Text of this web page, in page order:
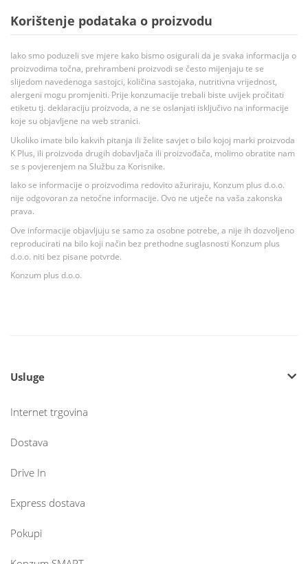
Korištenje podataka o proizvodu
Iako smo poduzeli sve mjere kako bismo osigurali da je svaka informacija o
proizvodima točna, prehrambeni proizvodi se često mijenjaju te se
slijedom navedenoga sastojci, količina sastojaka, nutritivna vrijednost,
alergeni mogu promjeniti. Prije konzumacije trebali biste uvijek pročitati
etiketu tj. deklaraciju proizvoda, a ne se oslanjati isključivo na informacije
koje su objavljene na web stranici.
Ukoliko imate bilo kakvih pitanja ili želite savjet o bilo kojoj marki proizvoda
K Plus, ili proizvoda drugih dobavljača ili proizvođača, molimo obratite nam
se s povjerenjem na Službu za Korisnike.
Iako se informacije o proizvodima redovito ažuriraju, Konzum plus d.o.o.
nije odgovoran za netočne informacije. Ovo ne utječe na vaša zakonska
prava.
Ove informacije objavljuju se samo za osobne potrebe, a nije ih dozvoljeno
reproducirati na bilo koji način bez prethodne suglasnosti Konzum plus
d.o.o. niti bez pisane potvrde.
Konzum plus d.o.o.
Usluge
Internet trgovina
Dostava
Drive In
Express dostava
Pokupi